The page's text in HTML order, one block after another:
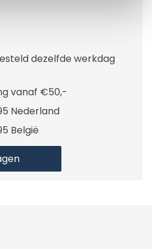
dezelfde werkdag
vanaf €50,-
Nederland
België